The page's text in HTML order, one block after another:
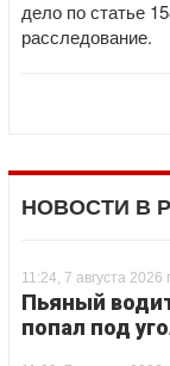
дело по статье
расследование.
НОВОСТИ В
11:24, 7 августа 2026
Пьяный
попал под